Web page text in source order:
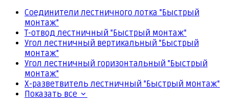
Соединители лестничного лотка "Быстрый
монтаж"
Т-отвод лестничный "Быстрый монтаж"
Угол лестничный вертикальный "Быстрый
монтаж"
Угол лестничный горизонтальный "Быстрый
монтаж"
Х-разветвитель лестничный "Быстрый монтаж"
Показать все